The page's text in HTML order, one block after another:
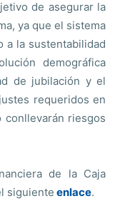
de asegurar la
ya que el sistema
a la sustentabilidad
demográfica
de jubilación y el
requeridos en
conllevarán riesgos
de la Caja
siguiente enlace.